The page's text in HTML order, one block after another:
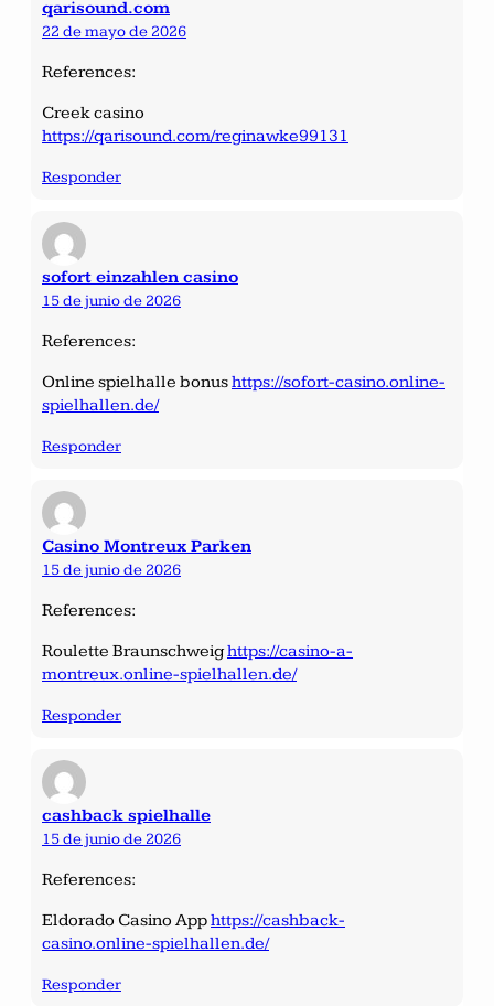
qarisound.com
22 de mayo de 2026
References:
Creek casino
https://qarisound.com/reginawke99131
Responder
sofort einzahlen casino
15 de junio de 2026
References:
Online spielhalle bonushttps://sofort-casino.online-
spielhallen.de/
Responder
Casino Montreux Parken
15 de junio de 2026
References:
Roulette Braunschweighttps://casino-a-
montreux.online-spielhallen.de/
Responder
cashback spielhalle
15 de junio de 2026
References:
Eldorado Casino Apphttps://cashback-
casino.online-spielhallen.de/
Responder